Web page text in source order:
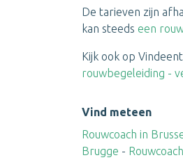
De tarieven zijn
kan steeds een
Kijk ook op
rouwbegeleiding -
Vind meteen
Rouwcoach in
Brugge -